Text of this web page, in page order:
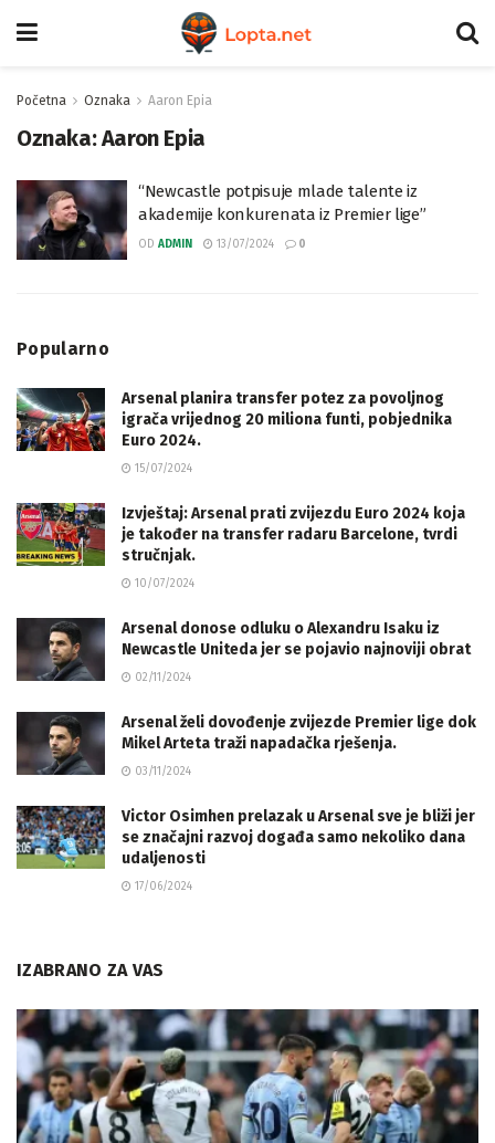
Početna Oznaka Aaron Epia
Oznaka:Aaron Epia
“Newcastle potpisuje mlade talente iz
akademije konkurenata iz Premier lige”
OD ADMIN 13/07/2024 0
Popularno
Arsenal planira transfer potez za povoljnog
igrača vrijednog 20 miliona funti, pobjednika
Euro 2024.
15/07/2024
Izvještaj: Arsenal prati zvijezdu Euro 2024 koja
je također na transfer radaru Barcelone, tvrdi
stručnjak.
10/07/2024
Arsenal donose odluku o Alexandru Isaku iz
Newcastle Uniteda jer se pojavio najnoviji obrat
02/11/2024
Arsenal želi dovođenje zvijezde Premier lige dok
Mikel Arteta traži napadačka rješenja.
03/11/2024
Victor Osimhen prelazak u Arsenal sve je bliži jer
se značajni razvoj događa samo nekoliko dana
udaljenosti
17/06/2024
IZABRANO ZA VAS